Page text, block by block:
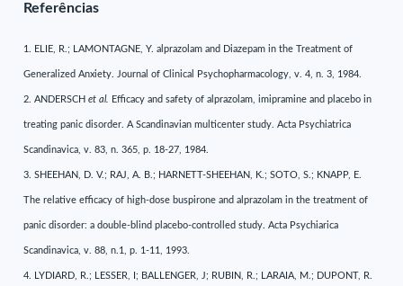
Referências
1. ELIE, R.; LAMONTAGNE, Y. alprazolam and Diazepam in the Treatment of
Generalized Anxiety. Journal of Clinical Psychopharmacology, v. 4, n. 3, 1984.
2. ANDERSCH et al. Efficacy and safety of alprazolam, imipramine and placebo in
treating panic disorder. A Scandinavian multicenter study. Acta Psychiatrica
Scandinavica, v. 83, n. 365, p. 18-27, 1984.
3. SHEEHAN, D. V.; RAJ, A. B.; HARNETT-SHEEHAN, K.; SOTO, S.; KNAPP, E.
The relative efficacy of high-dose buspirone and alprazolam in the treatment of
panic disorder: a double-blind placebo-controlled study. Acta Psychiarica
Scandinavica, v. 88, n.1, p. 1-11, 1993.
4. LYDIARD, R.; LESSER, I; BALLENGER, J; RUBIN, R.; LARAIA, M.; DUPONT, R.